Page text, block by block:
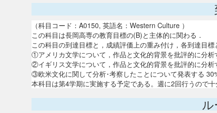
（科目コード：A0150, 英語名：Western Culture ）
この科目は長岡高専の教育目標の(B)と主体的に関わる．
この科目の到達目標と，成績評価上の重み付け，各到達目
①アメリカ文学について，作品と文化的背景を批評的に分
②イギリス文学について，作品と文化的背景を批評的に分
③欧米文化に関して分析･考察したことについて発表する
本科目は第4学期に実施する予定である。週に2回行うので